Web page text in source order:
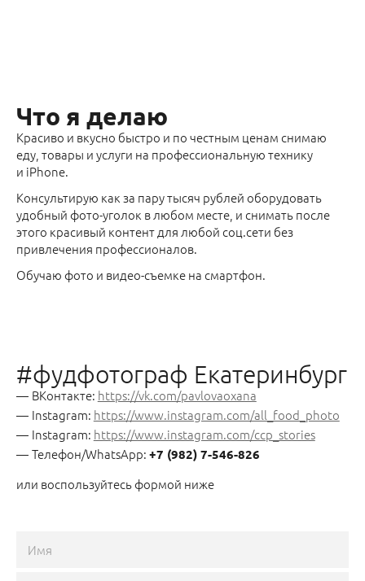
Что я делаю
Красиво и вкусно быстро и по честным ценам снимаю
еду, товары и услуги на профессиональную технику
и iPhone.
Консультирую как за пару тысяч рублей оборудовать
удобный фото-уголок в любом месте, и снимать после
этого красивый контент для любой соц.сети без
привлечения профессионалов.
Обучаю фото и видео-съемке на смартфон.
#фудфотограф Екатеринбург
ВКонтакте: https://vk.com/pavlovaoxana
Instagram: https://www.instagram.com/all_food_photo
Instagram: https://www.instagram.com/ccp_stories
Телефон/WhatsApp: +7 (982) 7-546-826
или воспользуйтесь формой ниже